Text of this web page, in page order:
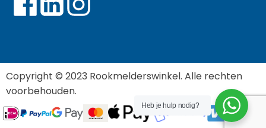
Copyright © 2023 Rookmelderswinkel. Alle rechten
voorbehouden.
Heb je hulp nodig?